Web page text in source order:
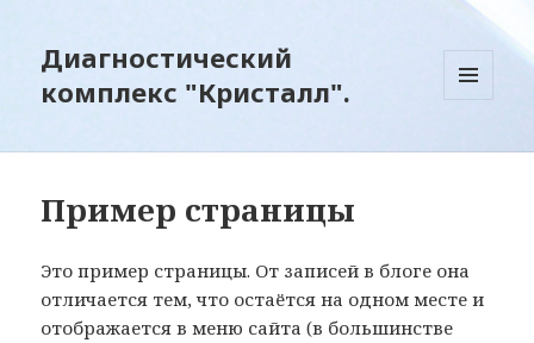
Диагностический
комплекс "Кристалл".
ВИДЖЕТЫ
Пример страницы
Это пример страницы. От записей в блоге она
отличается тем, что остаётся на одном месте и
отображается в меню сайта (в большинстве